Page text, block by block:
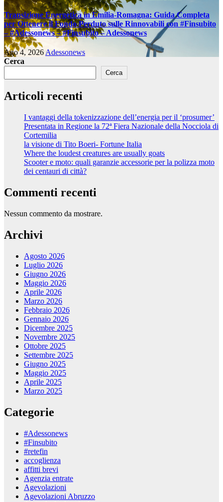
Transizione Energetica in Emilia-Romagna: Guida Completa
per Ottenere il Fondo Perduto sulle Rinnovabili con #Finsubito
– #Adessonews – #Finsubito – Adessonews
Ago 4, 2026 Adessonews
Cerca
Cerca
Articoli recenti
I vantaggi della tokenizzazione dell’energia per il ‘prosumer’
Presentata in Regione la 72ª Fiera Nazionale della Nocciola di
Cortemilia
la visione di Tito Boeri- Fortune Italia
Where the loudest creatures are usually goats
Scooter e moto: quali garanzie accessorie per la polizza moto
dei centauri di città?
Commenti recenti
Nessun commento da mostrare.
Archivi
Agosto 2026
Luglio 2026
Giugno 2026
Maggio 2026
Aprile 2026
Marzo 2026
Febbraio 2026
Gennaio 2026
Dicembre 2025
Novembre 2025
Ottobre 2025
Settembre 2025
Giugno 2025
Maggio 2025
Aprile 2025
Marzo 2025
Categorie
#Adessonews
#Finsubito
#retefin
accoglienza
affitti brevi
Agenzia entrate
Agevolazioni
Agevolazioni Abruzzo